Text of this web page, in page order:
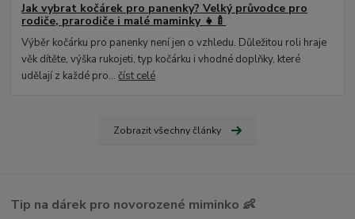
Jak vybrat kočárek pro panenky? Velký průvodce pro
rodiče, prarodiče i malé maminky 👧🍼
Výběr kočárku pro panenky není jen o vzhledu. Důležitou roli hraje
věk dítěte, výška rukojeti, typ kočárku i vhodné doplňky, které
udělají z každé pro...číst celé
Zobrazit všechny články
Tip na dárek pro novorozené miminko 👶